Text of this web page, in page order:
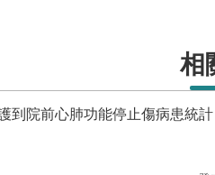
相
到院前心肺功能停止傷病患統計